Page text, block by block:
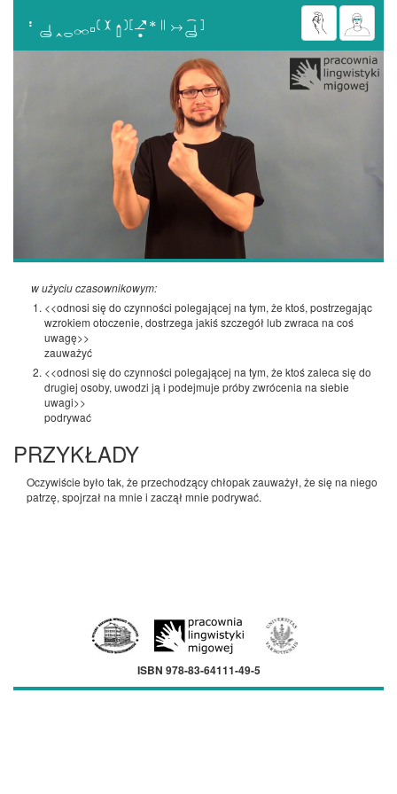

w użyciu czasownikowym:
<<odnosi się do czynności polegającej na tym, że ktoś, postrzegając
wzrokiem otoczenie, dostrzega jakiś szczegół lub zwraca na coś
uwagę>>
zauważyć
<<odnosi się do czynności polegającej na tym, że ktoś zaleca się do
drugiej osoby, uwodzi ją i podejmuje próby zwrócenia na siebie
uwagi>>
podrywać
PRZYKŁADY
Oczywiście było tak, że przechodzący chłopak zauważył, że się na niego
patrzę, spojrzał na mnie i zaczął mnie podrywać.
ISBN 978-83-64111-49-5